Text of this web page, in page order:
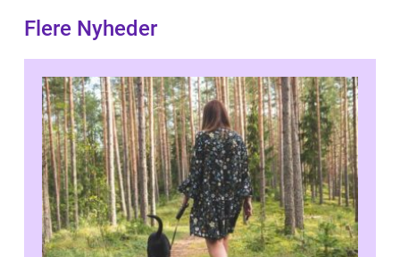
Flere Nyheder